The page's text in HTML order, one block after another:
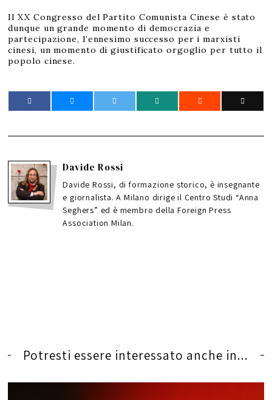
Il XX Congresso del Partito Comunista Cinese è stato
dunque un grande momento di democrazia e
partecipazione, l’ennesimo successo per i marxisti
cinesi, un momento di giustificato orgoglio per tutto il
popolo cinese.
Davide Rossi
Davide Rossi, di formazione storico, è insegnante
e giornalista. A Milano dirige il Centro Studi “Anna
Seghers” ed è membro della Foreign Press
Association Milan.
Potresti essere interessato anche in...